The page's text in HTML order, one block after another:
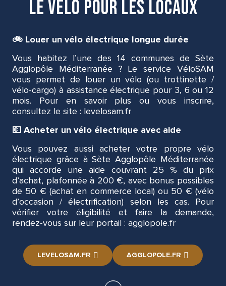
Le vélo pour les locaux
🚲 Louer un vélo électrique longue durée
Vous habitez l’une des 14 communes de Sète
Agglopôle Méditerranée ? Le service VéloSAM
vous permet de louer un vélo (ou trottinette /
vélo-cargo) à assistance électrique pour 3, 6 ou 12
mois. Pour en savoir plus ou vous inscrire,
consultez le site : levelosam.fr
💶 Acheter un vélo électrique avec aide
Vous pouvez aussi acheter votre propre vélo
électrique grâce à Sète Agglopôle Méditerranée
qui accorde une aide couvrant 25 % du prix
d’achat, plafonnée à 200 €, avec bonus possibles
de 50 € (achat en commerce local) ou 50 € (vélo
d’occasion / électrification) selon les cas. Pour
vérifier votre éligibilité et faire la demande,
rendez-vous sur leur portail : agglopole.fr
LEVELOSAM.FR AGGLOPOLE.FR